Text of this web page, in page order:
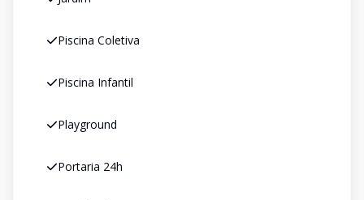
Piscina Coletiva
Piscina Infantil
Playground
Portaria 24h